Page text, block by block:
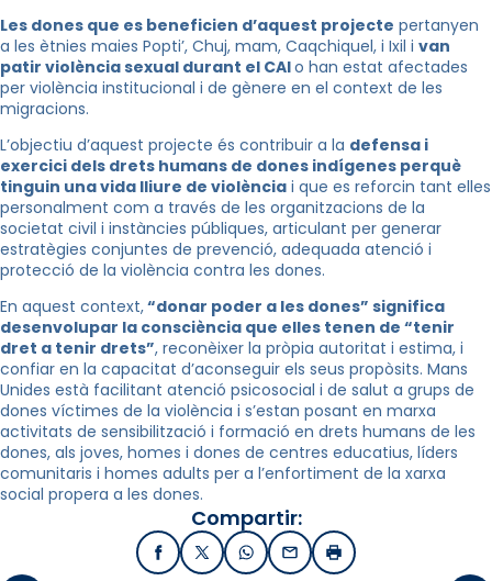
Les dones que es beneficien d’aquest projecte pertanyen
a les ètnies maies Popti’, Chuj, mam, Caqchiquel, i Ixil i van
patir violència sexual durant el CAIo han estat afectades
per violència institucional i de gènere en el context de les
migracions.
L’objectiu d’aquest projecte és contribuir a la defensa i
exercici dels drets humans de dones indígenes perquè
tinguin una vida lliure de violència i que es reforcin tant elles
personalment com a través de les organitzacions de la
societat civil i instàncies públiques, articulant per generar
estratègies conjuntes de prevenció, adequada atenció i
protecció de la violència contra les dones.
En aquest context,“donar poder a les dones” significa
desenvolupar la consciència que elles tenen de “tenir
dret a tenir drets”, reconèixer la pròpia autoritat i estima, i
confiar en la capacitat d’aconseguir els seus propòsits. Mans
Unides està facilitant atenció psicosocial i de salut a grups de
dones víctimes de la violència i s’estan posant en marxa
activitats de sensibilització i formació en drets humans de les
dones, als joves, homes i dones de centres educatius, líders
comunitaris i homes adults per a l’enfortiment de la xarxa
social propera a les dones.
Compartir:
FacebookX / TwitterWhatsApp
EmailImprimir